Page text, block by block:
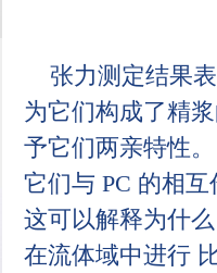
张力测定结果
为它们构成了精
予它们两亲特性
它们与 PC 的相
这可以解释为什
在流体域中进行